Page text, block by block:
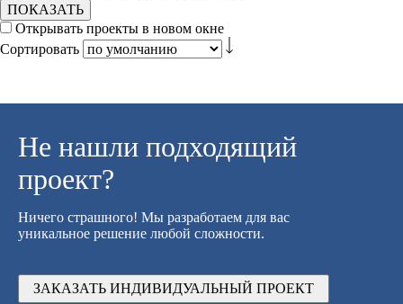
ПОКАЗАТЬ
Открывать проекты в новом окне
Сортировать
Не нашли подходящий
проект?
Ничего страшного! Мы разработаем для вас
уникальное решение любой сложности.
ЗАКАЗАТЬ ИНДИВИДУАЛЬНЫЙ ПРОЕКТ